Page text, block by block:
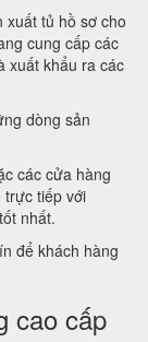
xuất tủ hồ sơ cho
cung cấp các
xuất khẩu ra các
dòng sản
các cửa hàng
trực tiếp với
tốt nhất.
để khách hàng
cao cấp